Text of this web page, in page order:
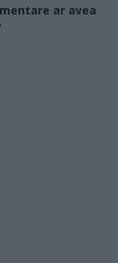
ar avea